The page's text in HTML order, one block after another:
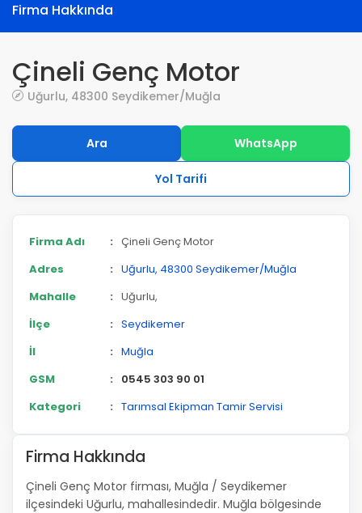
Firma Hakkında
Çineli Genç Motor
Uğurlu, 48300 Seydikemer/Muğla
Ara WhatsApp
Yol Tarifi
Firma Adı : Çineli Genç Motor
Adres
: Uğurlu, 48300 Seydikemer/Muğla
Mahalle
: Uğurlu,
İlçe
: Seydikemer
İl
: Muğla
GSM
:
0545 303 90 01
Kategori
: Tarımsal Ekipman Tamir Servisi
Firma Hakkında
Çineli Genç Motor firması, Muğla / Seydikemer
ilçesindeki Uğurlu, mahallesindedir. Muğla bölgesinde